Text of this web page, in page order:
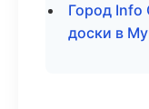
Город
доски в